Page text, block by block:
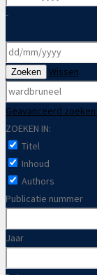
-
Zoeken Wissen
Geavanceerd zoeken
ZOEKEN IN:
Titel
Inhoud
Authors
Publicatie nummer
Jaar